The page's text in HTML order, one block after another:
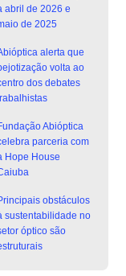
abril de 2026 e
de 2025
alerta que
volta ao
dos debates
Abióptica
parceria com
Hope House
obstáculos
sustentabilidade no
óptico são